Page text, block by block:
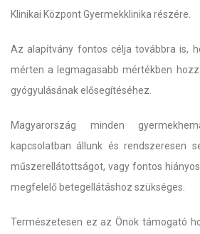
Klinikai Központ Gyermekklinika részére.
Az alapítvány fontos célja továbbra is,
mérten a legmagasabb mértékben
gyógyulásának elősegítéséhez.
Magyarország minden
kapcsolatban állunk és rendszeresen
műszerellátottságot, vagy fontos
megfelelő betegellátáshoz szükséges.
Természetesen ez az Önök támogató